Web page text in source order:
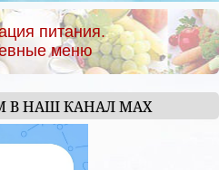
питания.
меню
В НАШ КАНАЛ МАХ